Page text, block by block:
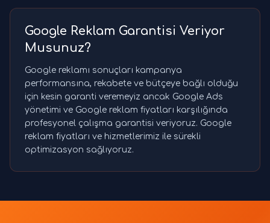
Google Reklam Garantisi Veriyor
Musunuz?
Google reklamı sonuçları kampanya
performansına, rekabete ve bütçeye bağlı olduğu
için kesin garanti veremeyiz ancak Google Ads
yönetimi ve Google reklam fiyatları karşılığında
profesyonel çalışma garantisi veriyoruz. Google
reklam fiyatları ve hizmetlerimiz ile sürekli
optimizasyon sağlıyoruz.